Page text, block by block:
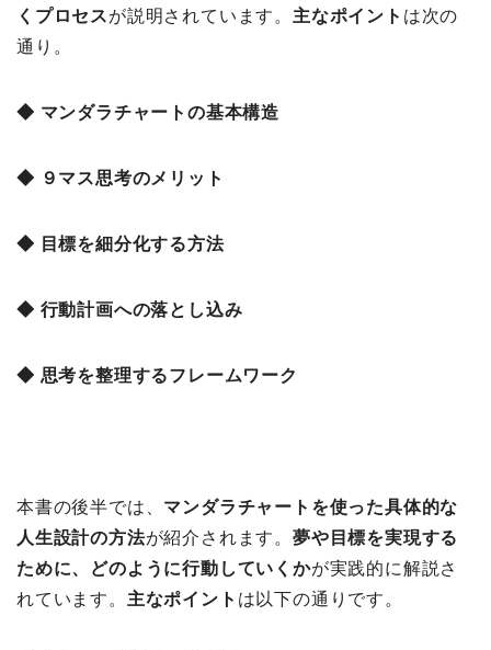
くプロセスが説明されています。 主なポイント は次の
通り。
◆ マンダラチャートの基本構造
◆ ９マス思考のメリット
◆ 目標を細分化する方法
◆ 行動計画への落とし込み
◆ 思考を整理するフレームワーク
本書の後半では、 マンダラチャートを使った具体的な
人生設計の方法が紹介されます。夢や目標を実現する
ために、どのように行動していくかが実践的に解説さ
れています。 主なポイント は以下の通りです。